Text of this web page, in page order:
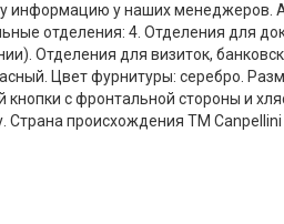
информацию у наших менеджеров.
отделения: 4. Отделения для
Отделения для визиток,
Цвет фурнитуры: серебро.
с фронтальной стороны и
происхождения ТМ Canpellini